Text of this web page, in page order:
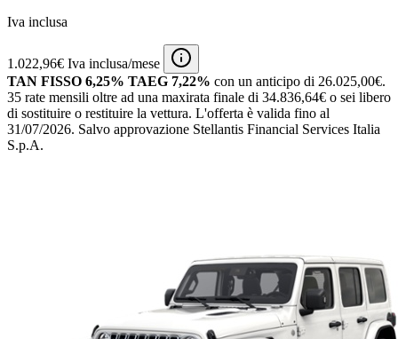
Iva inclusa
1.022,96€ Iva inclusa/mese
TAN FISSO 6,25% TAEG 7,22% con un anticipo di 26.025,00€.
35 rate mensili oltre ad una maxirata finale di 34.836,64€ o sei libero
di sostituire o restituire la vettura. L'offerta è valida fino al
31/07/2026. Salvo approvazione Stellantis Financial Services Italia
S.p.A.